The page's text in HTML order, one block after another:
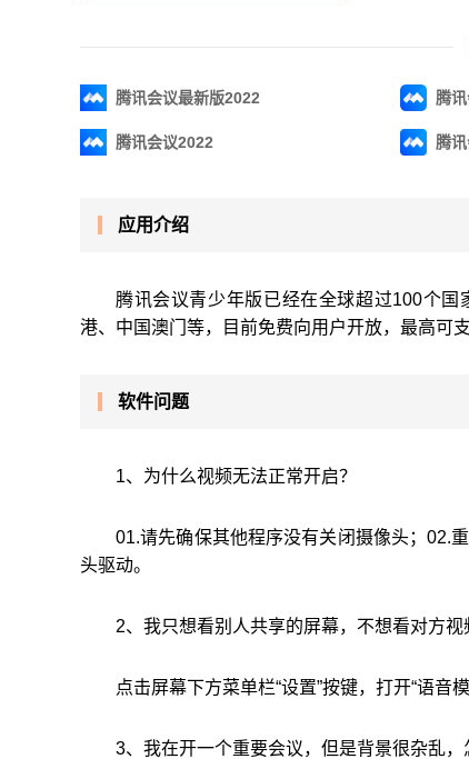
腾讯会议最新版2022 腾
腾讯会议2022 腾
应用介绍
腾讯会议青少年版已经在全球超过100个
港、中国澳门等，目前免费向用户开放，最高可
软件问题
1、为什么视频无法正常开启？
01.请先确保其他程序没有关闭摄像头；02.
头驱动。
2、我只想看别人共享的屏幕，不想看对方视
点击屏幕下方菜单栏“设置”按键，打开“语音
3、我在开一个重要会议，但是背景很杂乱，